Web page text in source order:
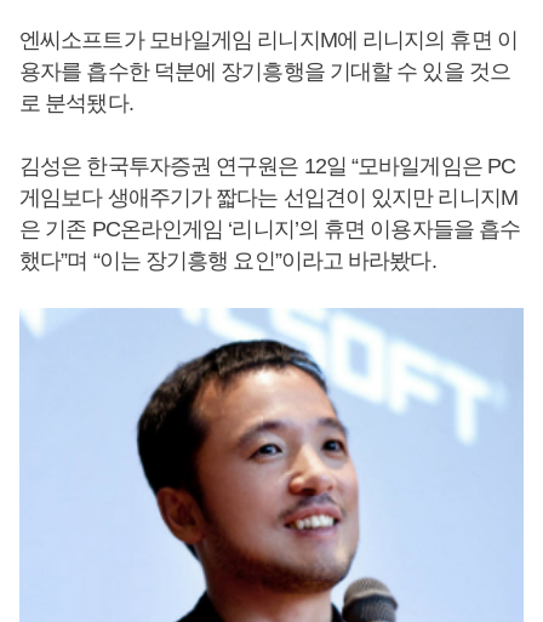
엔씨소프트가 모바일게임 리니지M에 리니지의 휴면 이
용자를 흡수한 덕분에 장기흥행을 기대할 수 있을 것으
로 분석됐다.
김성은 한국투자증권 연구원은 12일 “모바일게임은 PC
게임보다 생애주기가 짧다는 선입견이 있지만 리니지M
은 기존 PC온라인게임 ‘리니지’의 휴면 이용자들을 흡수
했다”며 “이는 장기흥행 요인”이라고 바라봤다.